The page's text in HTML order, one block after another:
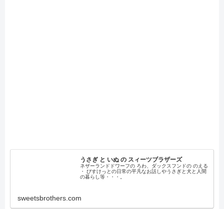
うさぎ と いぬ の スィーツブラザーズ
ネザーランドドワーフの ろわ、ダックスフンドの のえる
・ びすけっとの日常の平凡なお話しやうさぎと犬と人間
の暮らし等・・・。
sweetsbrothers.com